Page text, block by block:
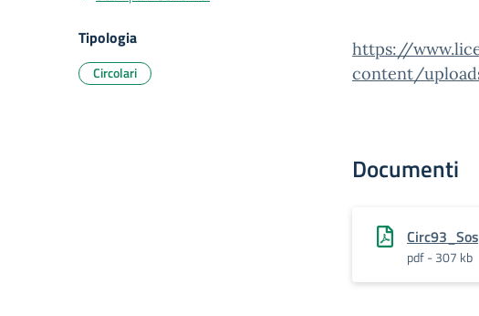
https://
content/
Documenti
pdf - 307 kb
Tipologia
Circolari